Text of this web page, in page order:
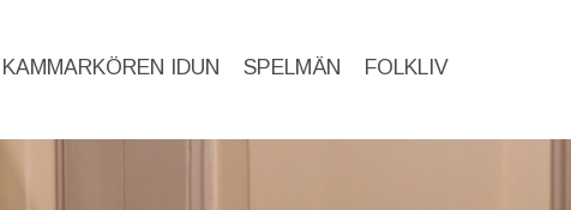
KAMMARKÖREN IDUN SPELMÄN FOLKLIV